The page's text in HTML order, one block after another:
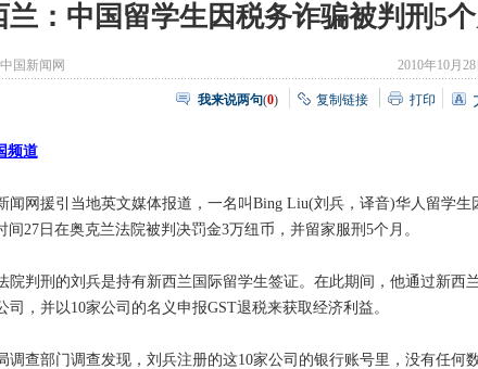
兰：中国留学生因税务诈骗被判刑5个
中国新闻网 2010年10月
我来说两句(0) 复制链接 打印
频道
网援引当地英文媒体报道，一名叫Bing Liu(刘兵，译音)华人留学生
间27日在奥克兰法院被判决罚金3万纽币，并留家服刑5个月。
判刑的刘兵是持有新西兰国际留学生签证。在此期间，他通过新西
司，并以10家公司的名义申报GST退税来获取经济利益。
查部门调查发现，刘兵注册的这10家公司的银行账号里，没有任何